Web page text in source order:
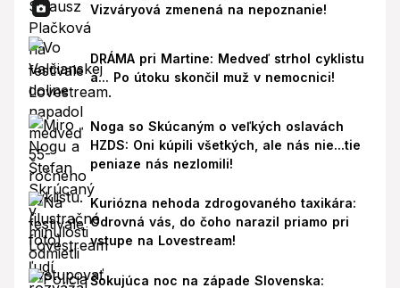
Vizváryová zmenená na nepoznanie!
DRÁMA pri Martine: Medveď strhol cyklistu
a... Po útoku skončil muž v nemocnici!
Noga so Skúcaným o veľkých oslavách
HZDS: Oni kúpili všetkých, ale nás nie...tie
peniaze nás nezlomili!
Kuriózna nehoda zdrogovaného taxikára:
Odrovná vás, do čoho narazil priamo pri
vstupe na Lovestream!
Šokujúca noc na západe Slovenska: